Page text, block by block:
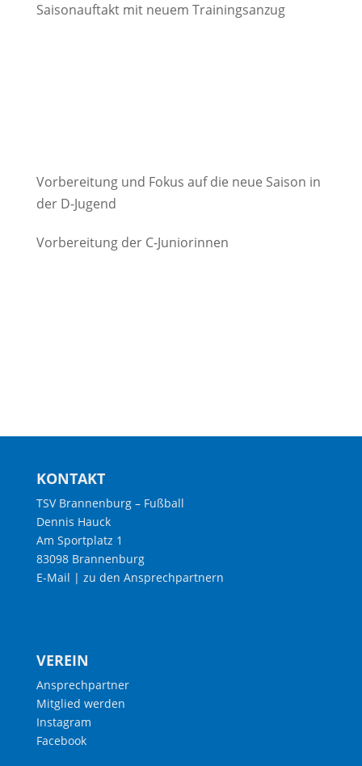
Saisonauftakt mit neuem Trainingsanzug
Vorbereitung und Fokus auf die neue Saison in
der D-Jugend
Vorbereitung der C-Juniorinnen
KONTAKT
TSV Brannenburg – Fußball
Dennis Hauck
Am Sportplatz 1
83098 Brannenburg
E-Mail | zu den Ansprechpartnern
VEREIN
Ansprechpartner
Mitglied werden
Instagram
Facebook